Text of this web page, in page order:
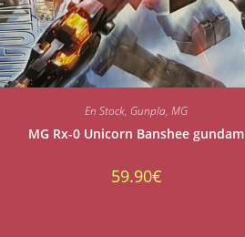
En Stock, Gunpla,MG
MG Rx-0 Unicorn Banshee gundam
59.90€